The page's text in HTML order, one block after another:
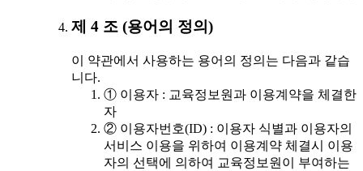
제 4 조 (용어의 정의)
이 약관에서 사용하는 용어의 정의는 다음과 같습
니다.
① 이용자 : 교육정보원과 이용계약을 체결한
자
② 이용자번호(ID) : 이용자 식별과 이용자의
서비스 이용을 위하여 이용계약 체결시 이용
자의 선택에 의하여 교육정보원이 부여하는